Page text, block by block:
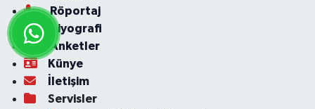
Röportaj
Biyografi
Anketler
Künye
İletişim
Servisler